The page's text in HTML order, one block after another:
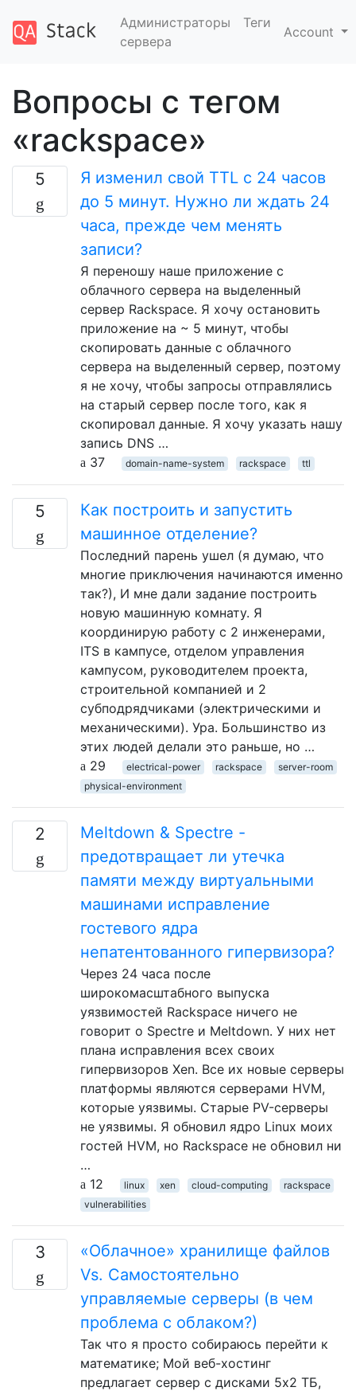
Администраторы
сервера
Теги
Account
Вопросы с тегом
«rackspace»
5
Я изменил свой TTL с 24 часов
до 5 минут. Нужно ли ждать 24
часа, прежде чем менять
записи?
Я переношу наше приложение с
облачного сервера на выделенный
сервер Rackspace. Я хочу остановить
приложение на ~ 5 минут, чтобы
скопировать данные с облачного
сервера на выделенный сервер, поэтому
я не хочу, чтобы запросы отправлялись
на старый сервер после того, как я
скопировал данные. Я хочу указать нашу
запись DNS …
37
domain-name-system rackspace ttl
5
Как построить и запустить
машинное отделение?
Последний парень ушел (я думаю, что
многие приключения начинаются именно
так?), И мне дали задание построить
новую машинную комнату. Я
координирую работу с 2 инженерами,
ITS в кампусе, отделом управления
кампусом, руководителем проекта,
строительной компанией и 2
субподрядчиками (электрическими и
механическими). Ура. Большинство из
этих людей делали это раньше, но …
29
electrical-power rackspace
server-room
physical-environment
2
Meltdown & Spectre -
предотвращает ли утечка
памяти между виртуальными
машинами исправление
гостевого ядра
непатентованного гипервизора?
Через 24 часа после
широкомасштабного выпуска
уязвимостей Rackspace ничего не
говорит о Spectre и Meltdown. У них нет
плана исправления всех своих
гипервизоров Xen. Все их новые серверы
платформы являются серверами HVM,
которые уязвимы. Старые PV-серверы
не уязвимы. Я обновил ядро ​​Linux моих
гостей HVM, но Rackspace не обновил ни
…
12
linux xen cloud-computing
rackspace
vulnerabilities
3
«Облачное» хранилище файлов
Vs. Самостоятельно
управляемые серверы (в чем
проблема с облаком?)
Так что я просто собираюсь перейти к
математике; Мой веб-хостинг
предлагает сервер с дисками 5x2 ТБ,